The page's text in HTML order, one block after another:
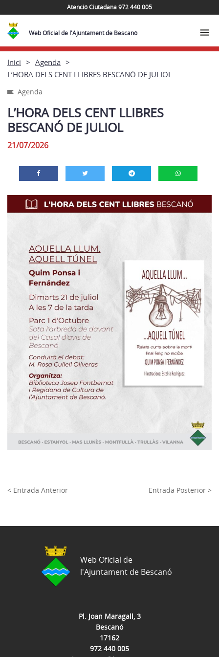
Atenció Ciutadana 972 440 005
Web Oficial de l'Ajuntament de Bescanó
Inici
Agenda
L’HORA DELS CENT LLIBRES BESCANÓ DE JULIOL
Agenda
L’HORA DELS CENT LLIBRES
BESCANÓ DE JULIOL
21/07/2026
< Entrada Anterior Entrada Posterior >
Pl. Joan Maragall, 3
Bescanó
17162
972 440 005
Web Oficial de
l'Ajuntament de Bescanó